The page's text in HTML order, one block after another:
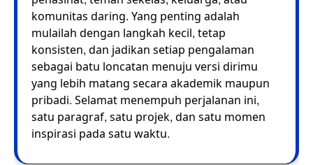
komunitas daring. Yang penting adalah
mulailah dengan langkah kecil, tetap
konsisten, dan jadikan setiap pengalaman
sebagai batu loncatan menuju versi dirimu
yang lebih matang secara akademik maupun
pribadi. Selamat menempuh perjalanan ini,
satu paragraf, satu projek, dan satu momen
inspirasi pada satu waktu.